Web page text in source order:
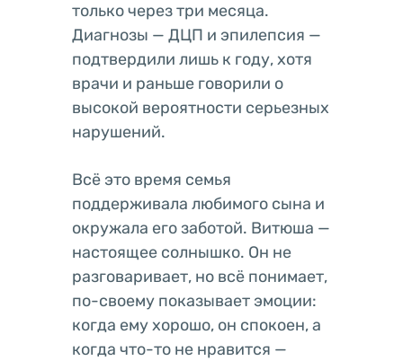
только через три месяца.
Диагнозы — ДЦП и эпилепсия —
подтвердили лишь к году, хотя
врачи и раньше говорили о
высокой вероятности серьезных
нарушений.
Всё это время семья
поддерживала любимого сына и
окружала его заботой. Витюша —
настоящее солнышко. Он не
разговаривает, но всё понимает,
по-своему показывает эмоции:
когда ему хорошо, он спокоен, а
когда что-то не нравится —